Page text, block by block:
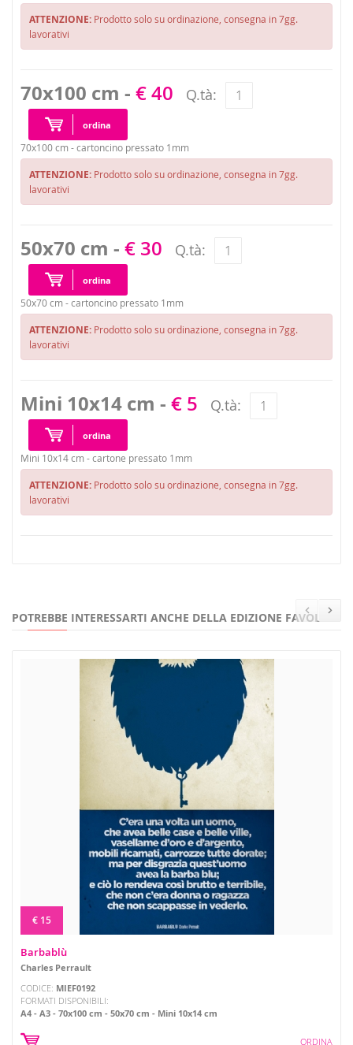
ATTENZIONE: Prodotto solo su ordinazione, consegna in 7gg.
lavorativi
70x100 cm - € 40 Q.tà:
ordina
70x100 cm - cartoncino pressato 1mm
ATTENZIONE: Prodotto solo su ordinazione, consegna in 7gg.
lavorativi
50x70 cm - € 30 Q.tà:
ordina
50x70 cm - cartoncino pressato 1mm
ATTENZIONE: Prodotto solo su ordinazione, consegna in 7gg.
lavorativi
Mini 10x14 cm - € 5 Q.tà:
ordina
Mini 10x14 cm - cartone pressato 1mm
ATTENZIONE: Prodotto solo su ordinazione, consegna in 7gg.
lavorativi
POTREBBE INTERESSARTI ANCHE DELLA EDIZIONE FAVOLE
€ 15
Barbablù
Charles Perrault
CODICE: MIEF0192
FORMATI DISPONIBILI:
A4
A3 70x100 cm 50x70 cm Mini 10x14 cm
ORDINA